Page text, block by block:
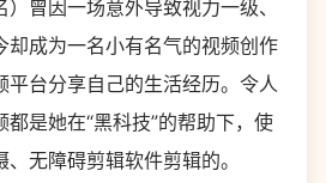
曾因一场意外导致视力一级、
却成为一名小有名气的视频创作
平台分享自己的生活经历。令人
是她在“黑科技”的帮助下，使
无障碍剪辑软件剪辑的。